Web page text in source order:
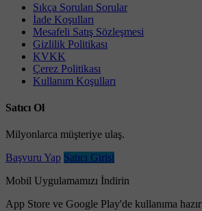
Sıkça Sorulan Sorular
İade Koşulları
Mesafeli Satış Sözleşmesi
Gizlilik Politikası
KVKK
Çerez Politikası
Kullanım Koşulları
Satıcı Ol
Milyonlarca müşteriye ulaş.
Başvuru Yap Satıcı Girişi
Mobil Uygulamamızı İndirin
App Store ve Google Play'de kullanıma hazır